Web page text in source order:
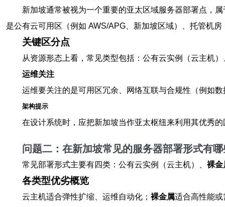
新加坡通常被视为一个重要的亚太区域服务器部署点，
是公有云可用区（例如 AWS/APG、新加坡区域）、托管机
关键区分点
从资源形态上看，常见类型包括：公有云实例（云主机
运维关注
运维要关注的是可用区冗余、网络互联与合规性（例如
架构提示
在设计系统时，应把新加坡当作亚太枢纽来利用其优秀
问题二：在新加坡常见的服务器部署形式有
常见部署形式主要有四类：公有云实例（云主机）、 裸金
各类型优劣概览
云主机适合弹性扩缩、运维自动化； 裸金属适合高性能